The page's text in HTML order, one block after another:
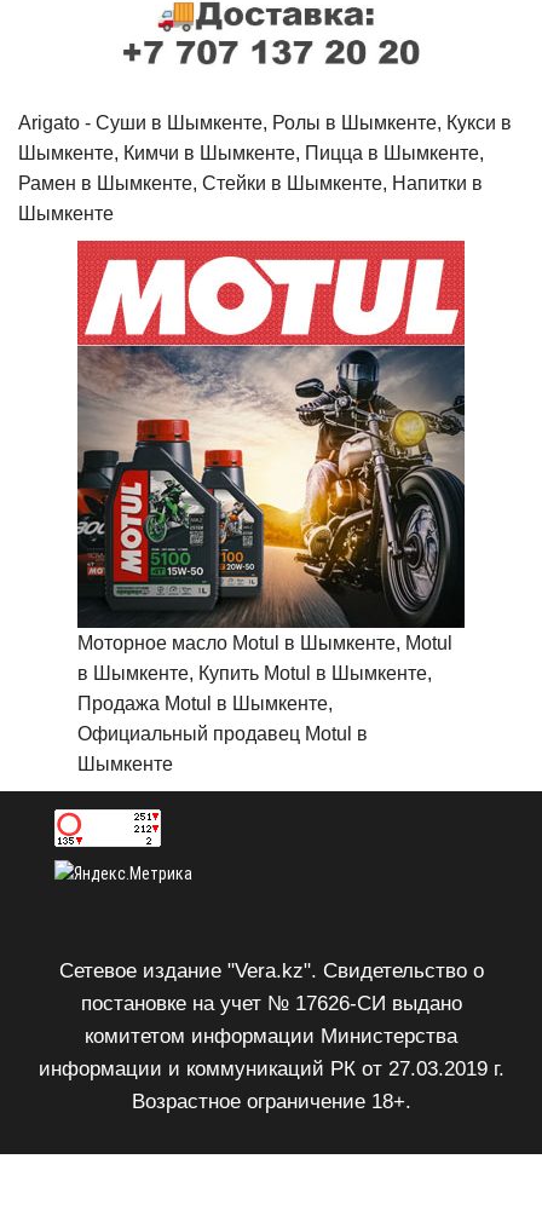
Arigato - Cуши в Шымкенте, Ролы в Шымкенте, Кукси в
Шымкенте, Кимчи в Шымкенте, Пицца в Шымкенте,
Рамен в Шымкенте, Стейки в Шымкенте, Напитки в
Шымкенте
Моторное масло Motul в Шымкенте, Motul
в Шымкенте, Купить Motul в Шымкенте,
Продажа Motul в Шымкенте,
Официальный продавец Motul в
Шымкенте
Сетевое издание "Vera.kz". Свидетельство о
постановке на учет № 17626-СИ выдано
комитетом информации Министерства
информации и коммуникаций РК от 27.03.2019 г.
Возрастное ограничение 18+.